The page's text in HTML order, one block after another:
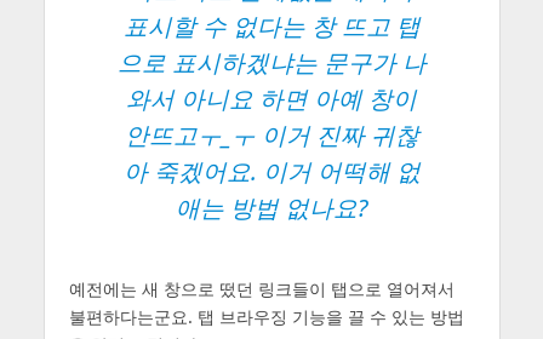
표시할 수 없다는 창 뜨고 탭
으로 표시하겠냐는 문구가 나
와서 아니요 하면 아예 창이
안뜨고ㅜ_ㅜ 이거 진짜 귀찮
아 죽겠어요. 이거 어떡해 없
애는 방법 없나요?
예전에는 새 창으로 떴던 링크들이 탭으로 열어져서
불편하다는군요. 탭 브라우징 기능을 끌 수 있는 방법